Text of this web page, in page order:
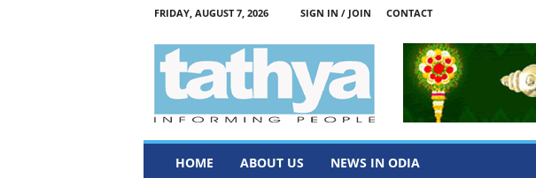
FRIDAY, AUGUST 7, 2026 SIGN IN / JOIN CONTACT
HOME ABOUT US NEWS IN ODIA